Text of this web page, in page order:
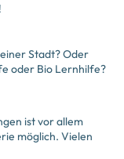
Stadt? Oder
oder Bio Lernhilfe?
ist vor allem
möglich. Vielen